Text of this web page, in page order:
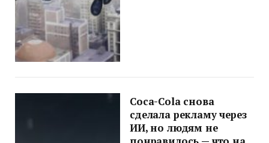
Coca-Cola снова
сделала рекламу через
ИИ, но людям не